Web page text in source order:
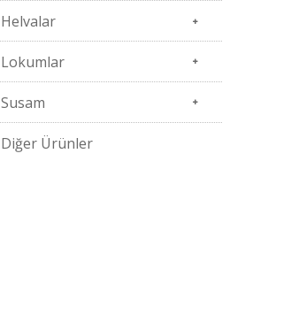
Helvalar
Lokumlar
Susam
Diğer Ürünler